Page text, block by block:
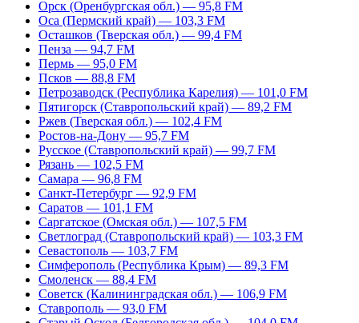
Орск (Оренбургская обл.) — 95,8 FM
Оса (Пермский край) — 103,3 FM
Осташков (Тверская обл.) — 99,4 FM
Пенза — 94,7 FM
Пермь — 95,0 FM
Псков — 88,8 FM
Петрозаводск (Республика Карелия) — 101,0 FM
Пятигорск (Ставропольский край) — 89,2 FM
Ржев (Тверская обл.) — 102,4 FM
Ростов-на-Дону — 95,7 FM
Русское (Ставропольский край) — 99,7 FM
Рязань — 102,5 FM
Самара — 96,8 FM
Санкт-Петербург — 92,9 FM
Саратов — 101,1 FM
Саргатское (Омская обл.) — 107,5 FM
Светлоград (Ставропольский край) — 103,3 FM
Севастополь — 103,7 FM
Симферополь (Республика Крым) — 89,3 FM
Смоленск — 88,4 FM
Советск (Калининградская обл.) — 106,9 FM
Ставрополь — 93,0 FM